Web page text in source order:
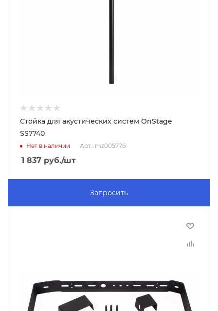
Стойка для акустических систем OnStage
SS7740
Нет в наличии Арт.: mz005776
1 837 руб./шт
Запросить